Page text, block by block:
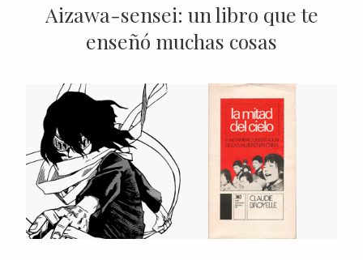
Aizawa-sensei: un libro que te
enseñó muchas cosas